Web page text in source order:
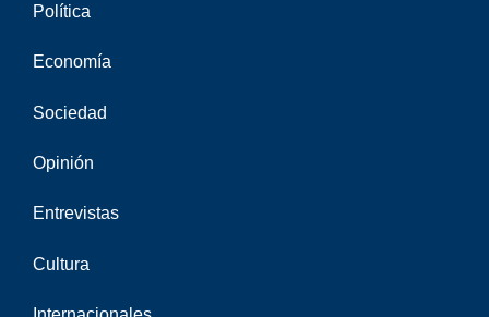
Política
Economía
Sociedad
Opinión
Entrevistas
Cultura